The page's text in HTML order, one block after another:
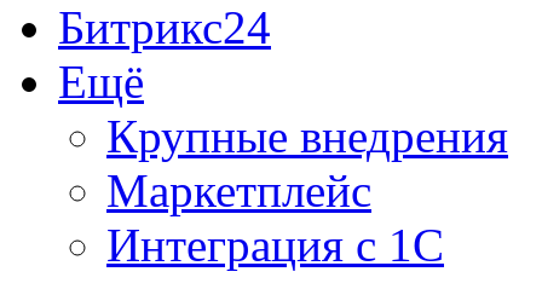
Битрикс24
Ещё
Крупные внедрения
Маркетплейс
Интеграция с 1С